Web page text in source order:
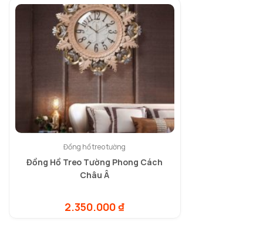
Đồng hồ treo tường
Đồng Hồ Treo Tường Phong Cách
Châu Â
2.350.000₫